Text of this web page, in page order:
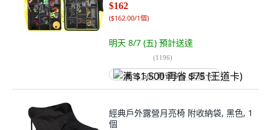
$162
($162.00/1個)
明天 8/7 (五) 預計送達
(1196)
满 $1,500 再省 $75 (王道卡)
經典戶外露營月亮椅 附收納袋, 黑色, 1
個